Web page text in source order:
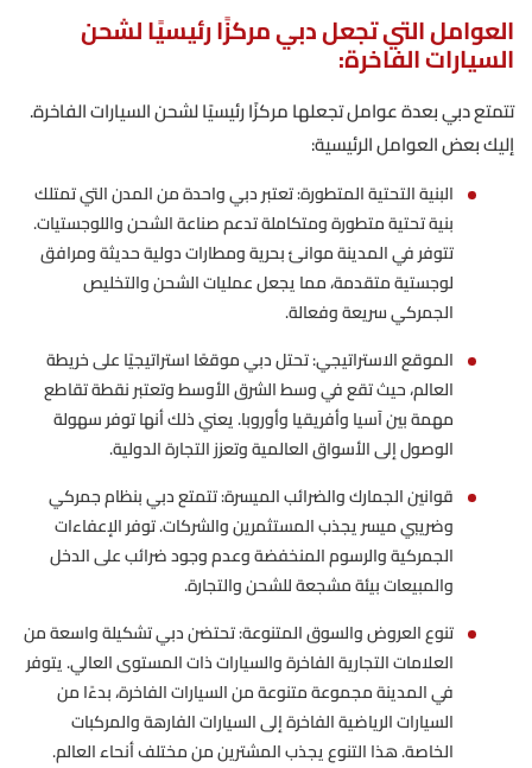
العوامل التي تجعل دبي مركزًا رئيسيًا لشحن
السيارات الفاخرة:
تتمتع دبي بعدة عوامل تجعلها مركزًا رئيسيًا لشحن السيارات الفاخرة.
إليك بعض العوامل الرئيسية:
البنية التحتية المتطورة: تعتبر دبي واحدة من المدن التي تمتلك
بنية تحتية متطورة ومتكاملة تدعم صناعة الشحن واللوجستيات.
تتوفر في المدينة موانئ بحرية ومطارات دولية حديثة ومرافق
لوجستية متقدمة، مما يجعل عمليات الشحن والتخليص
الجمركي سريعة وفعالة.
الموقع الاستراتيجي: تحتل دبي موقعًا استراتيجيًا على خريطة
العالم، حيث تقع في وسط الشرق الأوسط وتعتبر نقطة تقاطع
مهمة بين آسيا وأفريقيا وأوروبا. يعني ذلك أنها توفر سهولة
الوصول إلى الأسواق العالمية وتعزز التجارة الدولية.
قوانين الجمارك والضرائب الميسرة: تتمتع دبي بنظام جمركي
وضريبي ميسر يجذب المستثمرين والشركات. توفر الإعفاءات
الجمركية والرسوم المنخفضة وعدم وجود ضرائب على الدخل
والمبيعات بيئة مشجعة للشحن والتجارة.
تنوع العروض والسوق المتنوعة: تحتضن دبي تشكيلة واسعة من
العلامات التجارية الفاخرة والسيارات ذات المستوى العالي. يتوفر
في المدينة مجموعة متنوعة من السيارات الفاخرة، بدءًا من
السيارات الرياضية الفاخرة إلى السيارات الفارهة والمركبات
الخاصة. هذا التنوع يجذب المشترين من مختلف أنحاء العالم.